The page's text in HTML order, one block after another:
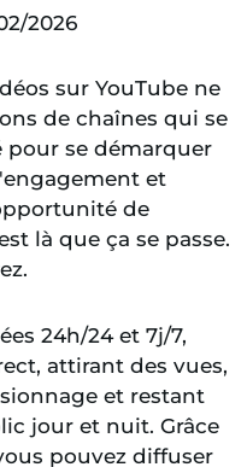
2026
sur YouTube ne
de chaînes qui se
se démarquer
et
de
là que ça se passe.
24h/24 et 7j/7,
attirant des vues,
et restant
jour et nuit. Grâce
pouvez diffuser